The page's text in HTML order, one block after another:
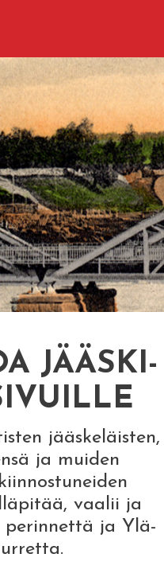
JÄÄSKI-
jääskeläisten,
ja muiden
vaalii ja
ja Ylä-